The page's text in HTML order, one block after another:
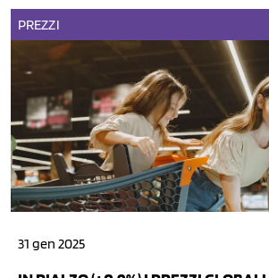
PREZZI
31 gen 2025